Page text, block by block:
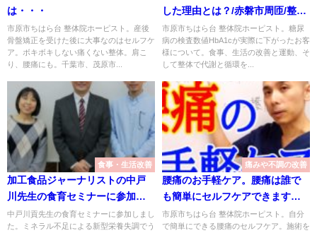
は・・・
市原市ちはら台 整体院ホーピスト。産後
骨盤矯正を受けた後に大事なのはセルフケ
ア。ボキボキしない痛くない整体。肩こ
り、腰痛にも。千葉市、茂原市...
した理由とは？/赤磐市周匝/整体
院ホーピスト
市原市ちはら台 整体院ホーピスト。糖尿
病の検査数値HbA1cが実際に下がったお客
様について。食事、生活の改善と運動、そ
して整体で代謝と循環を...
食事・生活改善
加工食品ジャーナリストの中戸
川先生の食育セミナーに参加さ
せていただきました！
中戸川貢先生の食育セミナーに参加しまし
た。ミネラル不足による新型栄養失調でう
痛みや不調の改善
腰痛のお手軽ケア。腰痛は誰で
も簡単にセルフケアできます！/
赤磐市周匝/整体院ホーピスト
市原市ちはら台 整体院ホーピスト。自分
で簡単にできる腰痛のセルフケア。施術を